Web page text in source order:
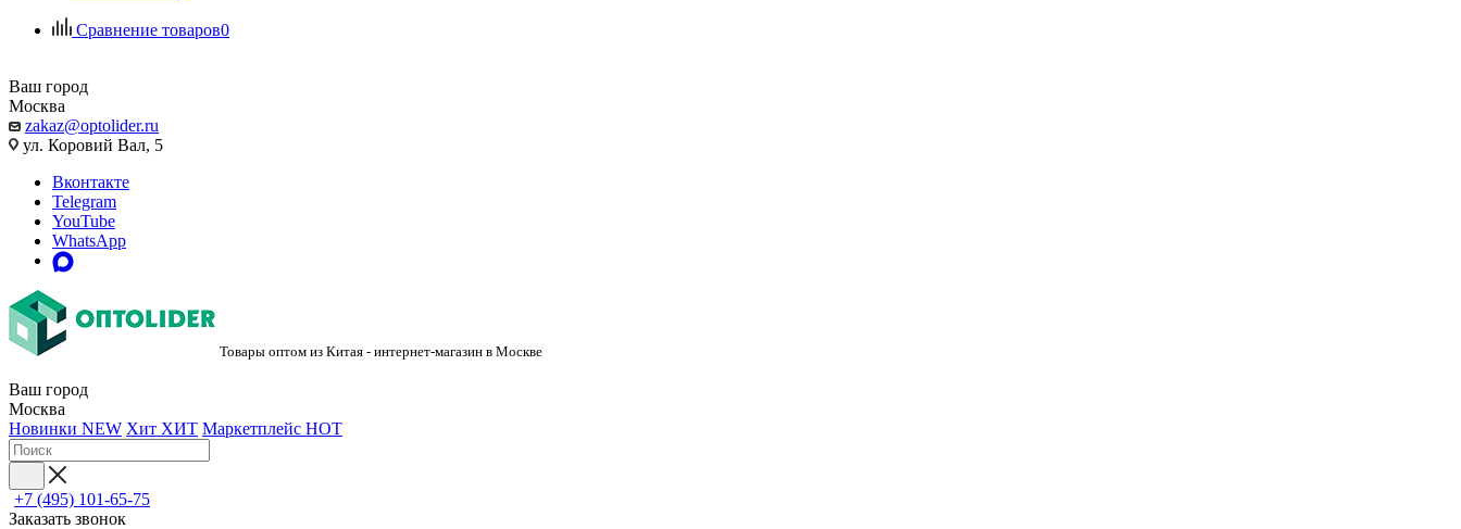
Сравнение товаров0
Ваш город
Москва
zakaz@optolider.ru
ул. Коровий Вал, 5
Вконтакте
Telegram
YouTube
WhatsApp
Товары оптом из Китая - интернет-магазин в Москве
Ваш город
Москва
Новинки NEW Хит ХИТ Маркетплейс HOT
+7 (495) 101-65-75
Заказать звонок